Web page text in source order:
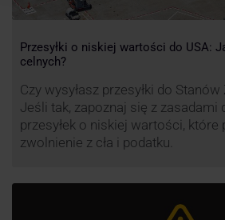
Przesyłki o niskiej wartości do USA:
celnych?
Czy wysyłasz przesyłki do
Jeśli tak, zapoznaj się z zasadami
przesyłek o niskiej wartości, które
zwolnienie z cła i podatku.